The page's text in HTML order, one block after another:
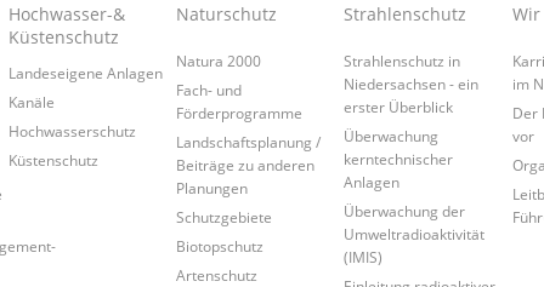
Hochwasser-&
Küstenschutz
Landeseigene Anlagen
Kanäle
Hochwasserschutz
Küstenschutz
Naturschutz
Natura 2000
Fach- und
Förderprogramme
Landschaftsplanung /
Beiträge zu anderen
Planungen
Schutzgebiete
Biotopschutz
Artenschutz
Strahlenschutz
Strahlenschutz in
Niedersachsen - ein
erster Überblick
Überwachung
kerntechnischer
Anlagen
Überwachung der
Umweltradioaktivität
(IMIS)
im
Der
vor